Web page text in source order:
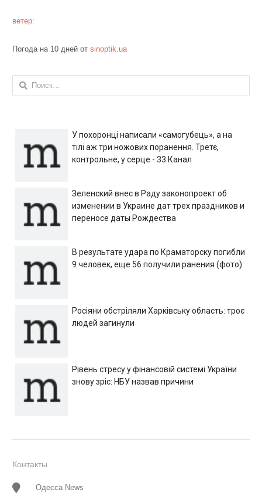
ветер:
Погода на 10 дней от sinoptik.ua
Найти:
У похоронці написали «самогубець», а на
тілі аж три ножових поранення. Третє,
контрольне, у серце - 33 Канал
Зеленский внес в Раду законопроект об
изменении в Украине дат трех праздников и
переносе даты Рождества
В результате удара по Краматорску погибли
9 человек, еще 56 получили ранения (фото)
Росіяни обстріляли Харківську область: троє
людей загинули
Рівень стресу у фінансовій системі України
знову зріс: НБУ назвав причини
Контакты
Одесса News